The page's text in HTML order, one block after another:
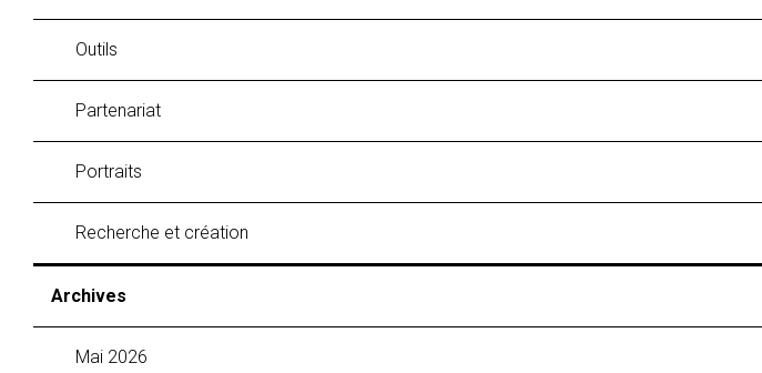
Outils
Partenariat
Portraits
Recherche et création
Archives
mai 2026